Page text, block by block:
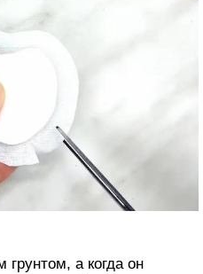
а когда он